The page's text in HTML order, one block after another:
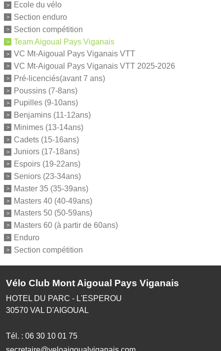
Ecole du vélo
Section enduro
Section compétition
Team Aigoual Pays Viganais
VC Mt-Aigoual Pays Viganais VTT
VC Mt-Aigoual Pays Viganais VTT 2025-2026
Pré-licenciés(avant 7 ans)
Poussins (7-8ans)
Pupilles (9-10ans)
Benjamins (11-12ans)
Minimes (13-14ans)
Cadets (15-16ans)
Juniors (17-18ans)
Espoirs (19-22ans)
Seniors (23-34ans)
Master 35 (35-39ans)
Masters 40 (40-49ans)
Masters 50 (50-59ans)
Masters 60 (à partir de 60ans)
Enduro
Section compétition
Vélo Club Mont Aigoual Pays Viganais
HOTEL DU PARC - L'ESPEROU
30570 VAL D'AIGOUAL
Tél. : 06 30 10 01 75